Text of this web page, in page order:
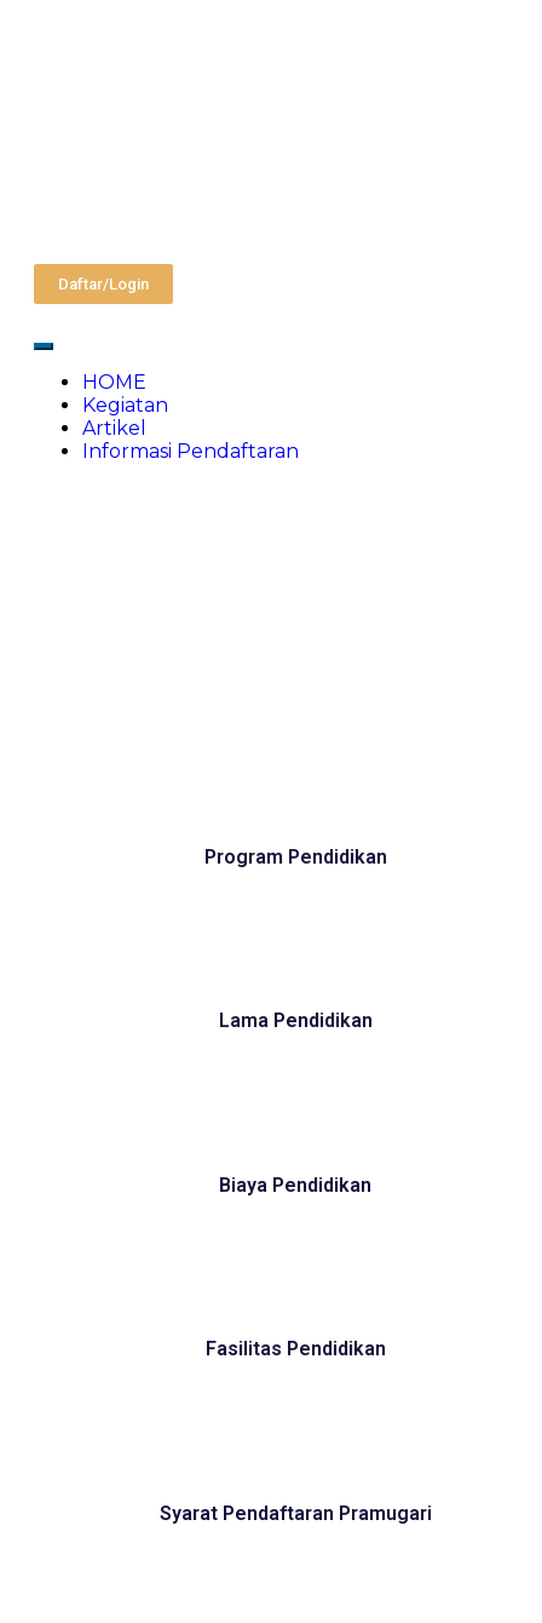
Daftar/Login
HOME
Kegiatan
Artikel
Informasi Pendaftaran
Program Pendidikan
Lama Pendidikan
Biaya Pendidikan
Fasilitas Pendidikan
Syarat Pendaftaran Pramugari